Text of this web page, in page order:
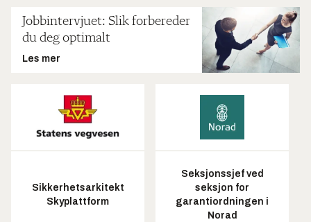
Jobbintervjuet: Slik forbereder
du deg optimalt
Les mer
Sikkerhetsarkitekt
Skyplattform
Seksjonssjef ved
seksjon for
garantiordningen i
Norad